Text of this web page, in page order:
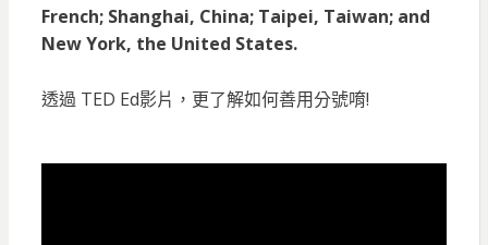
French; Shanghai, China; Taipei, Taiwan; and
New York, the United States.
透過 TED Ed影片，更了解如何善用分號唷!